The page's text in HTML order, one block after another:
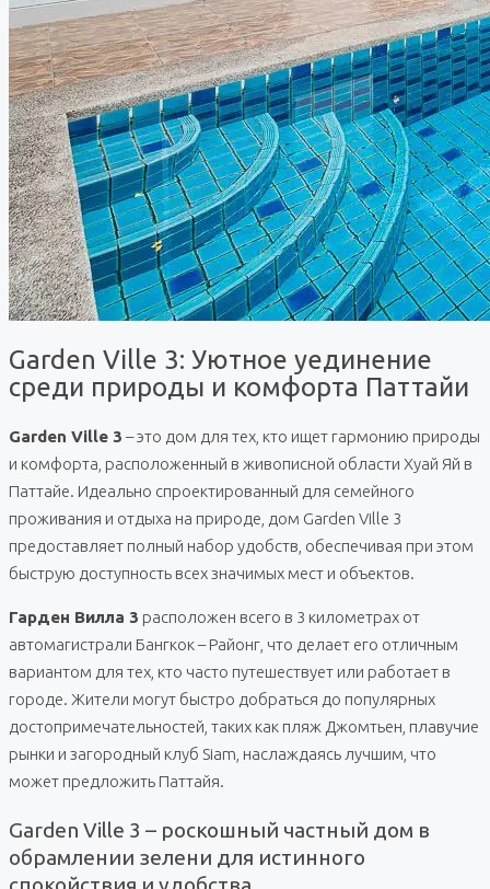
Garden Ville 3: Уютное уединение
среди природы и комфорта Паттайи
Garden Ville 3 – это дом для тех, кто ищет гармонию природы
и комфорта, расположенный в живописной области Хуай Яй в
Паттайе. Идеально спроектированный для семейного
проживания и отдыха на природе, дом Garden Ville 3
предоставляет полный набор удобств, обеспечивая при этом
быструю доступность всех значимых мест и объектов.
Гарден Вилла 3 расположен всего в 3 километрах от
автомагистрали Бангкок – Районг, что делает его отличным
вариантом для тех, кто часто путешествует или работает в
городе. Жители могут быстро добраться до популярных
достопримечательностей, таких как пляж Джомтьен, плавучие
рынки и загородный клуб Siam, наслаждаясь лучшим, что
может предложить Паттайя.
Garden Ville 3 – роскошный частный дом в
обрамлении зелени для истинного
спокойствия и удобства